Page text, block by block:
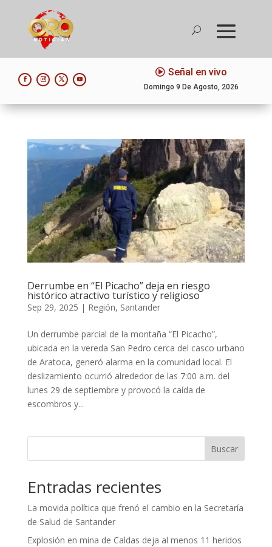
Señal en vivo
Domingo 9 De Agosto, 2026
Derrumbe en “El Picacho” deja en riesgo
histórico atractivo turístico y religioso
Sep 29, 2025 | Región, Santander
Un derrumbe parcial de la montaña “El Picacho”,
ubicada en la vereda San Pedro cerca del casco urbano
de Aratoca, generó alarma en la comunidad local. El
deslizamiento ocurrió alrededor de las 7:00 a.m. del
lunes 29 de septiembre y provocó la caída de
escombros y...
Buscar
Entradas recientes
La movida política que frenó el cambio en la Secretaría
de Salud de Santander
Explosión en mina de Caldas deja al menos 11 heridos